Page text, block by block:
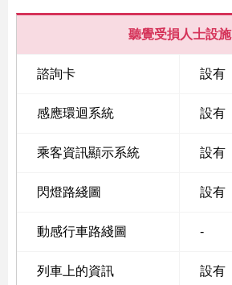
聽覺受損人士設施
諮詢卡 設有
感應環迴系統 設有
乘客資訊顯示系統 設有
閃燈路綫圖 設有
動感行車路綫圖 -
列車上的資訊 設有